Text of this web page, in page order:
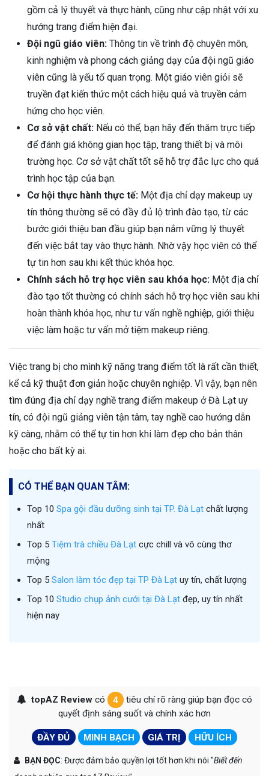
gồm cả lý thuyết và thực hành, cũng như cập nhật với xu
hướng trang điểm hiện đại.
Đội ngũ giáo viên: Thông tin về trình độ chuyên môn,
kinh nghiệm và phong cách giảng dạy của đội ngũ giáo
viên cũng là yếu tố quan trọng. Một giáo viên giỏi sẽ
truyền đạt kiến thức một cách hiệu quả và truyền cảm
hứng cho học viên.
Cơ sở vật chất: Nếu có thể, bạn hãy đến thăm trực tiếp
để đánh giá không gian học tập, trang thiết bị và môi
trường học. Cơ sở vật chất tốt sẽ hỗ trợ đắc lực cho quá
trình học tập của bạn.
Cơ hội thực hành thực tế: Một địa chỉ dạy makeup uy
tín thông thường sẽ có đầy đủ lộ trình đào tạo, từ các
bước giới thiệu ban đầu giúp bạn nắm vững lý thuyết
đến việc bắt tay vào thực hành. Nhờ vậy học viên có thể
tự tin hơn sau khi kết thúc khóa học.
Chính sách hỗ trợ học viên sau khóa học: Một địa chỉ
đào tạo tốt thường có chính sách hỗ trợ học viên sau khi
hoàn thành khóa học, như tư vấn nghề nghiệp, giới thiệu
việc làm hoặc tư vấn mở tiệm makeup riêng.
Việc trang bị cho mình kỹ năng trang điểm tốt là rất cần thiết,
kể cả kỹ thuật đơn giản hoặc chuyên nghiệp. Vì vậy, bạn nên
tìm đúng địa chỉ dạy nghề trang điểm makeup ở Đà Lạt uy
tín, có đội ngũ giảng viên tận tâm, tay nghề cao hướng dẫn
kỹ càng, nhằm có thể tự tin hơn khi làm đẹp cho bản thân
hoặc cho bất kỳ ai.
CÓ THỂ BẠN QUAN TÂM:
Top 10 Spa gội đầu dưỡng sinh tại TP. Đà Lạt chất lượng
nhất
Top 5 Tiệm trà chiều Đà Lạt cực chill và vô cùng thơ
mộng
Top 5 Salon làm tóc đẹp tại TP Đà Lạt uy tín, chất lượng
Top 10 Studio chụp ảnh cưới tại Đà Lạt đẹp, uy tín nhất
hiện nay
topAZ Reviewcó 4
tiêu chí rõ ràng giúp bạn đọc có
quyết định sáng suốt và chính xác hơn
ĐẦY ĐỦ MINH BẠCH GIÁ TRỊ HỮU ÍCH
BẠN ĐỌC: Được đảm bảo quyền lợi tốt hơn khi nói "Biết đến